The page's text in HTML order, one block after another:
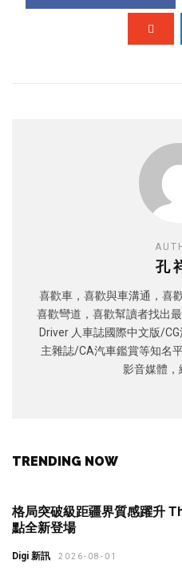
孔
喜歡車，喜歡與車溝通，喜
喜歡彎道，喜歡幫讀者找出
Driver 人車誌國際中文版/
主雜誌/CA汽車鑑賞等知名
影音媒體，
TRENDING NOW
格局突破級距疆界質感躍升
點全新登場
Digi 新訊 2026-08-01